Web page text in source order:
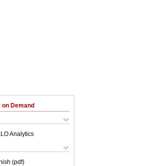
Demand
Analytics
(pdf)